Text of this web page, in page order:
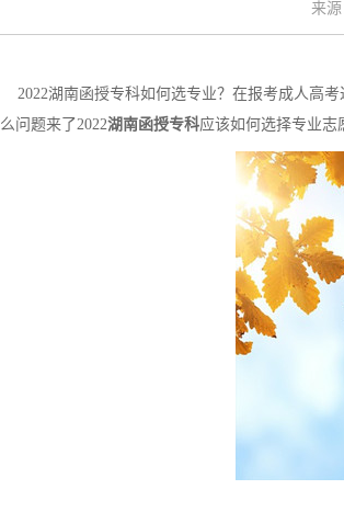
来
2022湖南函授专科如何选专业？在报考成人高
么问题来了2022湖南函授专科应该如何选择专业志